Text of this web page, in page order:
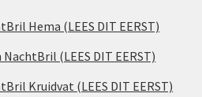
Hema (LEES DIT EERST)
(LEES DIT EERST)
Kruidvat (LEES DIT EERST)